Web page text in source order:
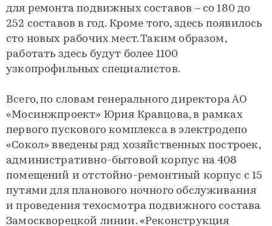
для ремонта подвижных составов – со 180 до
252 составов в год. Кроме того, здесь появилось
сто новых рабочих мест. Таким образом,
работать здесь будут более 1100
узкопрофильных специалистов.
Всего, по словам генерального директора АО
«Мосинжпроект» Юрия Кравцова, в рамках
первого пускового комплекса в электродепо
«Сокол» введены ряд хозяйственных построек,
административно-бытовой корпус на 408
помещений и отстойно-ремонтный корпус с 15
путями для планового ночного обслуживания
и проведения техосмотра подвижного состава
Замоскворецкой линии. «Реконструкция